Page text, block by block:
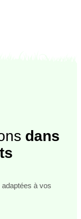
dans
à vos